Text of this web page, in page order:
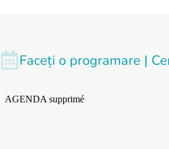
Faceți o programare |